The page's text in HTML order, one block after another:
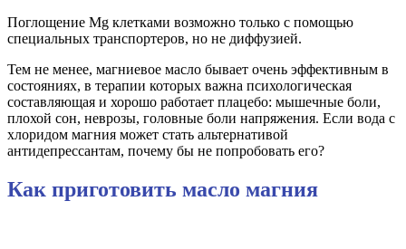
Поглощение Mg клетками возможно только с помощью
специальных транспортеров, но не диффузией.
Тем не менее, магниевое масло бывает очень эффективным в
состояниях, в терапии которых важна психологическая
составляющая и хорошо работает плацебо: мышечные боли,
плохой сон, неврозы, головные боли напряжения. Если вода с
хлоридом магния может стать альтернативой
антидепрессантам, почему бы не попробовать его?
Как приготовить масло магния